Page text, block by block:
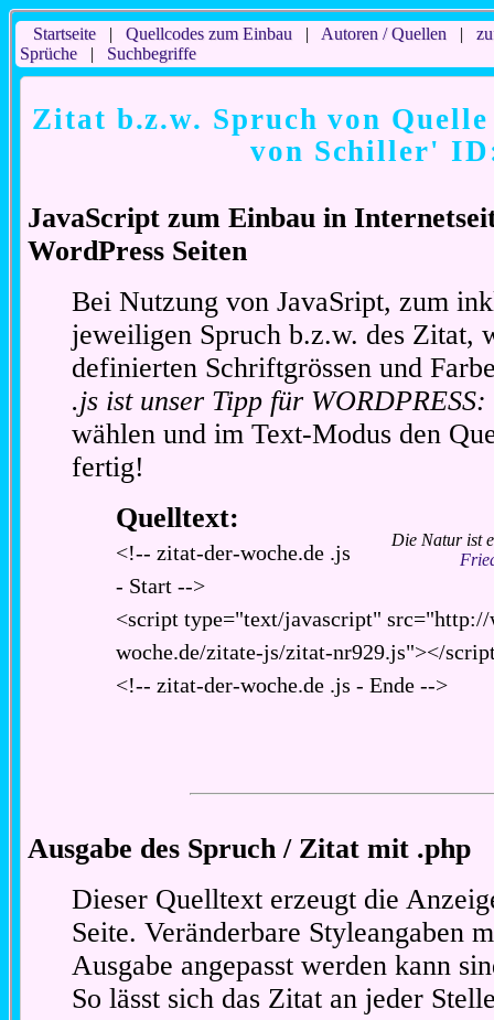
Startseite| Quellcodes zum Einbau | Autoren / Quellen |
Sprüche| Suchbegriffe
Zitat b.z.w. Spruch von
von Schiller'
JavaScript zum Einbau in
WordPress Seiten
Bei Nutzung von JavaSript, zum
jeweiligen Spruch b.z.w. des Zitat,
definierten Schriftgrössen und
.js ist unser Tipp für WORDPRESS:
wählen und im Text-Modus den
fertig!
Die Natur ist
Quelltext:
<!-- zitat-der-woche.de .js
- Start -->
<script type="text/javascript"
woche.de/zitate-js/zitat-nr929.js"></
<!-- zitat-der-woche.de .js - Ende -->
Ausgabe des Spruch / Zitat mit .php
Dieser Quelltext erzeugt die
Seite. Veränderbare Styleangaben
Ausgabe angepasst werden kann
So lässt sich das Zitat an jeder